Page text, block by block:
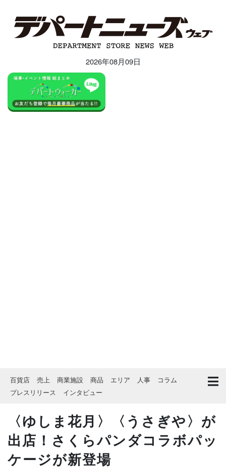
2026年08月09日
百貨店 売上 商業施設 商品 エリア 人事
コラム
プレスリリース
インタビュー
〈ゆしま花月〉〈うさぎや〉が
出店！さくらパンダコラボパッ
ケージが新登場